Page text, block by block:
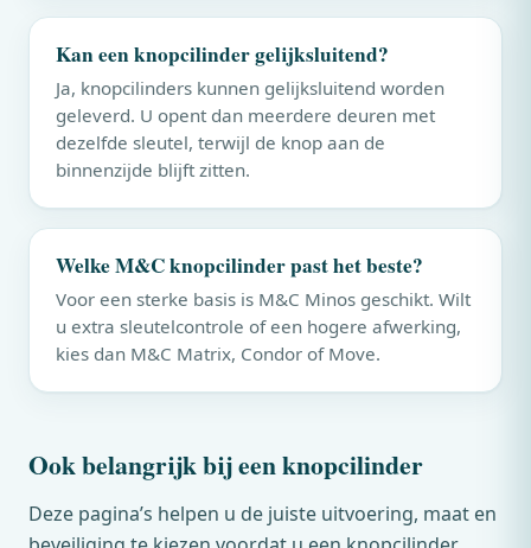
Kan een knopcilinder gelijksluitend?
Ja, knopcilinders kunnen gelijksluitend worden
geleverd. U opent dan meerdere deuren met
dezelfde sleutel, terwijl de knop aan de
binnenzijde blijft zitten.
WelkeM&Cknopcilinder past het beste?
Voor een sterke basis is M&C Minos geschikt. Wilt
u extra sleutelcontrole of een hogere afwerking,
kies dan M&C Matrix, Condor of Move.
Ook belangrijk bij een knopcilinder
Deze pagina’s helpen u de juiste uitvoering, maat en